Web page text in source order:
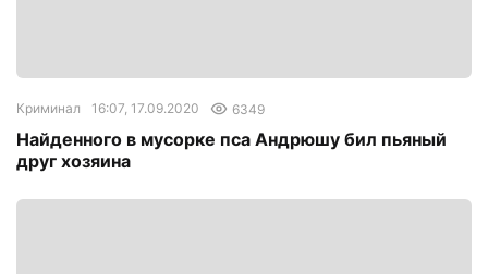
Криминал 16:07, 17.09.2020 6349
Найденного в мусорке пса Андрюшу бил пьяный
друг хозяина